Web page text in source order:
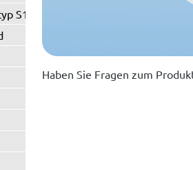
S10/S20
Haben Sie Fragen zum